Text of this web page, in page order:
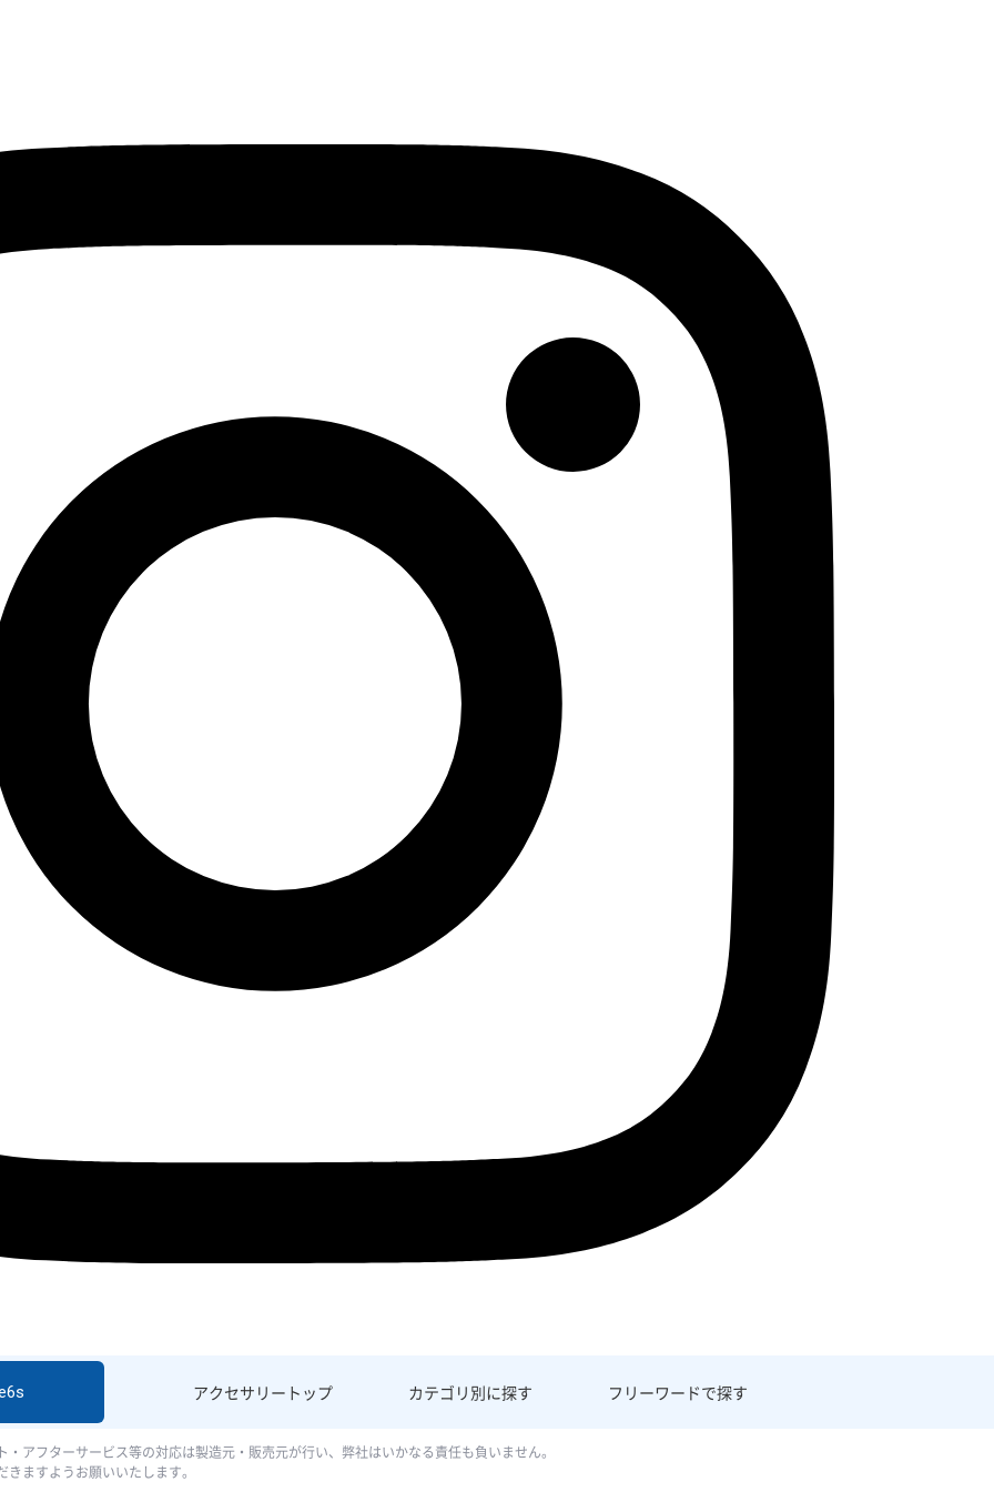
アクセサリー トップ カテゴリ別に探す フリーワードで探す
アフターサービス等の対応は製造元・販売元が行い、弊社はいかなる責任も負いません。
ますようお願いいたします。